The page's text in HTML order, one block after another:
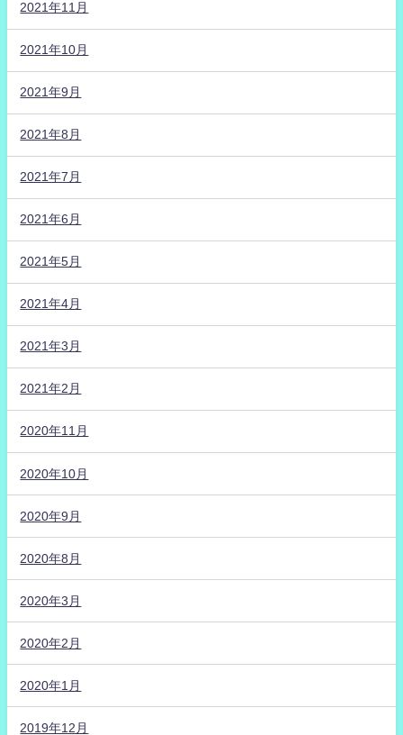
2021年11月
2021年10月
2021年9月
2021年8月
2021年7月
2021年6月
2021年5月
2021年4月
2021年3月
2021年2月
2020年11月
2020年10月
2020年9月
2020年8月
2020年3月
2020年2月
2020年1月
2019年12月